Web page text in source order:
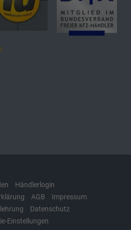
Händlerlogin
AGB
Impressum
Datenschutz
Einstellungen